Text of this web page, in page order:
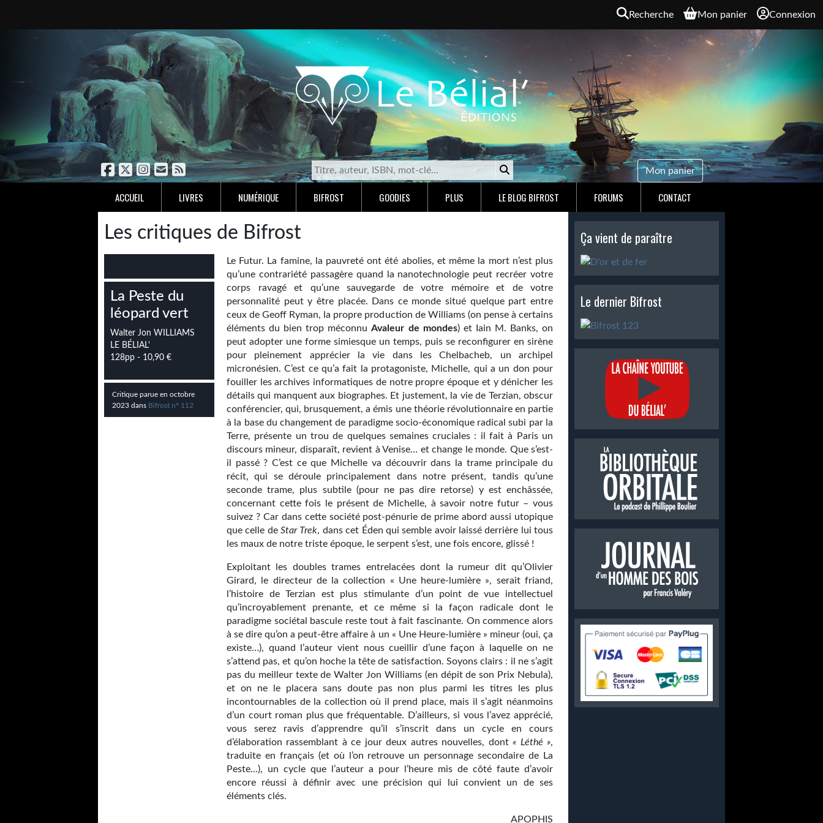
Recherche Mon panier Connexion
Mon panier
ACCUEIL LIVRES NUMÉRIQUE BIFROST GOODIES PLUS LE BLOG BIFROST FORUMS CONTACT
Les critiques de Bifrost
La Peste du
léopard vert
Walter Jon WILLIAMS
LE BÉLIAL'
128pp - 10,90 €
Critique parue en octobre
2023 dans Bifrost n° 112
Le Futur. La famine, la pauvreté ont été abolies, et même la mort n’est plus
qu’une contrariété passagère quand la nanotechnologie peut recréer votre
corps ravagé et qu’une sauvegarde de votre mémoire et de votre
personnalité peut y être placée. Dans ce monde situé quelque part entre
ceux de Geoff Ryman, la propre production de Williams (on pense à certains
éléments du bien trop méconnuAvaleur de mondes) et Iain M. Banks, on
peut adopter une forme simiesque un temps, puis se reconfigurer en sirène
pour pleinement apprécier la vie dans les Chelbacheb, un archipel
micronésien. C’est ce qu’a fait la protagoniste, Michelle, qui a un don pour
fouiller les archives informatiques de notre propre époque et y dénicher les
détails qui manquent aux biographes. Et justement, la vie de Terzian, obscur
conférencier, qui, brusquement, a émis une théorie révolutionnaire en partie
à la base du changement de paradigme socio-économique radical subi par la
Terre, présente un trou de quelques semaines cruciales : il fait à Paris un
discours mineur, disparaît, revient à Venise… et change le monde. Que s’est-
il passé ? C’est ce que Michelle va découvrir dans la trame principale du
récit, qui se déroule principalement dans notre présent, tandis qu’une
seconde trame, plus subtile (pour ne pas dire retorse) y est enchâssée,
concernant cette fois le présent de Michelle, à savoir notre futur – vous
suivez ? Car dans cette société post-pénurie de prime abord aussi utopique
que celle deStar Trek, dans cet Éden qui semble avoir laissé derrière lui tous
les maux de notre triste époque, le serpent s’est, une fois encore, glissé !
Exploitant les doubles trames entrelacées dont la rumeur dit qu’Olivier
Girard, le directeur de la collection « Une heure-lumière », serait friand,
l’histoire de Terzian est plus stimulante d’un point de vue intellectuel
qu’incroyablement prenante, et ce même si la façon radicale dont le
paradigme sociétal bascule reste tout à fait fascinante. On commence alors
à se dire qu’on a peut-être affaire à un « Une Heure-lumière » mineur (oui, ça
existe…), quand l’auteur vient nous cueillir d’une façon à laquelle on ne
s’attend pas, et qu’on hoche la tête de satisfaction. Soyons clairs : il ne s’agit
pas du meilleur texte de Walter Jon Williams (en dépit de son Prix Nebula),
et on ne le placera sans doute pas non plus parmi les titres les plus
incontournables de la collection où il prend place, mais il s’agit néanmoins
d’un court roman plus que fréquentable. D’ailleurs, si vous l’avez apprécié,
vous serez ravis d’apprendre qu’il s’inscrit dans un cycle en cours
d’élaboration rassemblant à ce jour deux autres nouvelles, dont« Léthé »,
traduite en français (et où l’on retrouve un personnage secondaire de La
Peste…), un cycle que l’auteur a pour l’heure mis de côté faute d’avoir
encore réussi à définir avec une précision qui lui convient un de ses
éléments clés.
APOPHIS
Ça vient de paraître
Le dernier Bifrost